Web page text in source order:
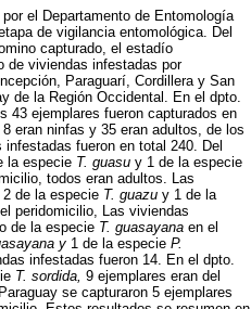
el Departamento de Entomología
de vigilancia entomológica. Del
capturado, el estadío
de viviendas infestadas por
Paraguarí, Cordillera y San
de la Región Occidental. En el dpto.
43 ejemplares fueron capturados en
eran ninfas y 35 eran adultos, de los
fueron en total 240. Del
la especie T. guasu y 1 de la especie
todos eran adultos. Las
de la especie T. guazu y 1 de la
peridomicilio, Las viviendas
de la especie T. guasayana en el
y 1 de la especie P.
infestadas fueron 14. En el dpto.
T. sordida, 9 ejemplares eran del
se capturaron 5 ejemplares